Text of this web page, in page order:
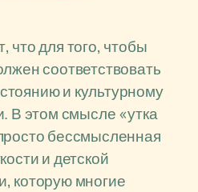
что для того, чтобы
соответствовать
и культурному
В этом смысле «утка
бессмысленная
и детской
которую многие